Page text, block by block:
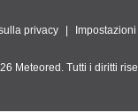
privacy
Meteored. Tutti i diritti